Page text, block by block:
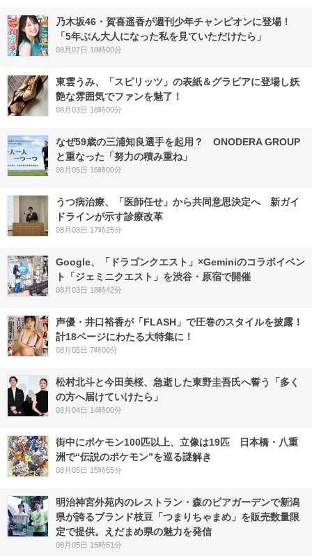
乃木坂46・賀喜遥香が週刊少年チャンピオンに登場！
「5年ぶん大人になった私を見ていただけたら」
08月07日 18時00分
東雲うみ、「スピリッツ」の表紙＆グラビアに登場し妖
艶な雰囲気でファンを魅了！
08月03日 18時00分
なぜ59歳の三浦知良選手を起用？ ONODERA GROUP
と重なった「努力の積み重ね」
08月05日 16時00分
うつ病治療、「医師任せ」から共同意思決定へ 新ガイ
ドラインが示す診療改革
08月03日 17時25分
Google、「ドラゴンクエスト」×Geminiのコラボイベン
ト「ジェミニクエスト」を渋谷・原宿で開催
08月03日 18時42分
声優・井口裕香が「FLASH」で圧巻のスタイルを披露！
計18ページにわたる大特集に！
08月05日 7時00分
松村北斗と今田美桜、急逝した東野圭吾氏へ誓う「多く
の方へ届けていけたら」
08月04日 14時00分
街中にポケモン100匹以上、立像は19匹 日本橋・八重
洲で“伝説のポケモン”を巡る謎解き
08月05日 15時55分
明治神宮外苑内のレストラン・森のビアガーデンで新潟
県が誇るブランド枝豆「つまりちゃまめ」を販売数量限
定で提供。えだまめ県の魅力を発信
08月05日 15時51分